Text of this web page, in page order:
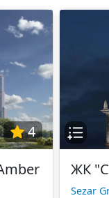
4
ЖК
Sezar